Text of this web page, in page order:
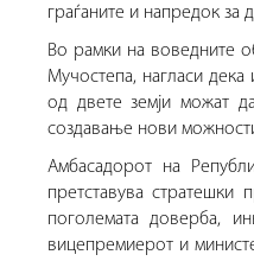
граѓаните и напредок за
Во рамки на воведните
Мучостепа, нагласи дека
од двете земји можат
создавање нови
Амбасадорот на
претставува стратешки
поголемата доверба,
вицепремиерот и